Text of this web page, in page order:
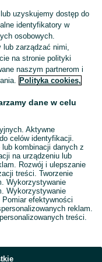
uzyskujemy dostęp do
identyfikatory w
osobowych.
lub zarządzać nimi,
na stronie polityki
naszym partnerom i
Polityka cookies,
dane w celu
Aktywne
celów identyfikacji.
kombinacji danych z
na urządzeniu lub
Rozwój i ulepszanie
treści. Tworzenie
Wykorzystywanie
Wykorzystywanie
efektywności
reklam.
treści.